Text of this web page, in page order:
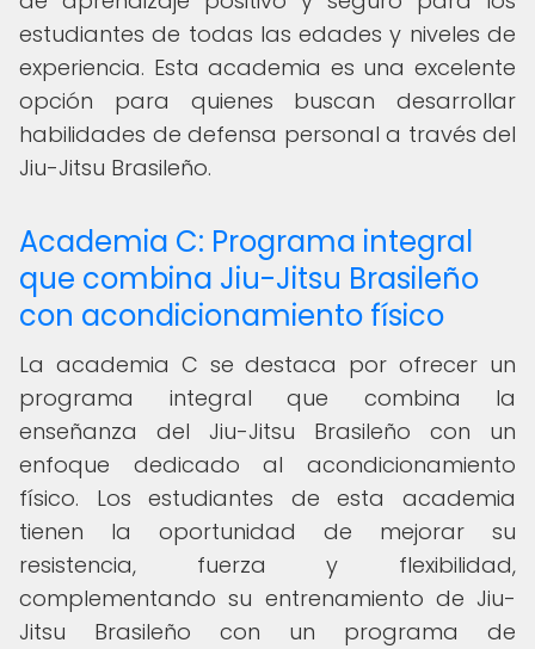
estudiantes de todas las edades y niveles de
experiencia. Esta academia es una excelente
opción para quienes buscan desarrollar
habilidades de defensa personal a través del
Jiu-Jitsu Brasileño.
Academia C: Programa integral
que combina Jiu-Jitsu Brasileño
con acondicionamiento físico
La academia C se destaca por ofrecer un
programa integral que combina la
enseñanza del Jiu-Jitsu Brasileño con un
enfoque dedicado al acondicionamiento
físico. Los estudiantes de esta academia
tienen la oportunidad de mejorar su
resistencia, fuerza y flexibilidad,
complementando su entrenamiento de Jiu-
Jitsu Brasileño con un programa de